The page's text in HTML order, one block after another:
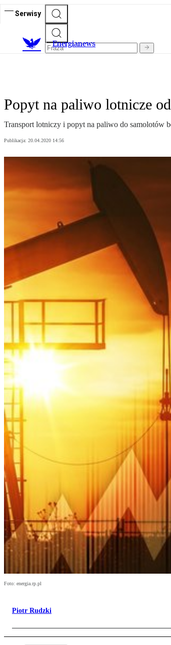
Serwisy
Energianews
Popyt na paliwo lotnicze
Transport lotniczy i popyt na paliwo do samolotów
Publikacja: 20.04.2020 14:56
Foto: energia.rp.pl
Piotr Rudzki